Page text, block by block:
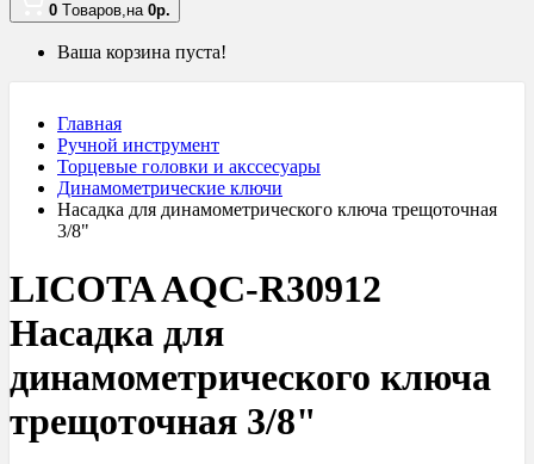
0 Tоваров,на 0р.
Ваша корзина пуста!
Главная
Ручной инструмент
Торцевые головки и акссесуары
Динамометрические ключи
Насадка для динамометрического ключа трещоточная
3/8"
LICOTA AQC-R30912
Насадка для
динамометрического ключа
трещоточная 3/8"